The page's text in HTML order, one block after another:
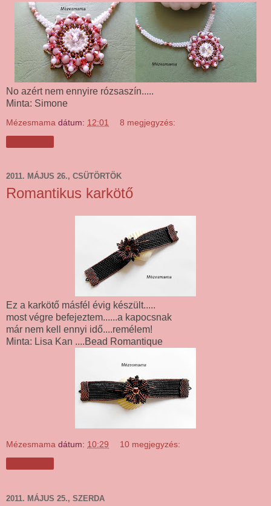
No azért nem ennyire rózsaszín.....
Minta: Simone
Mézesmama dátum: 12:01 8 megjegyzés:
2011. MÁJUS 26., CSÜTÖRTÖK
Romantikus karkötő
Ez a karkötő másfél évig készült.....
most végre befejeztem......a kapocsnak
már nem kell ennyi idő....remélem!
Minta: Lisa Kan ....Bead Romantique
Mézesmama dátum: 10:29 10 megjegyzés:
2011. MÁJUS 25., SZERDA